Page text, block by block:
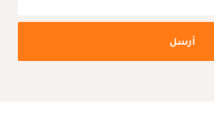
أرسل